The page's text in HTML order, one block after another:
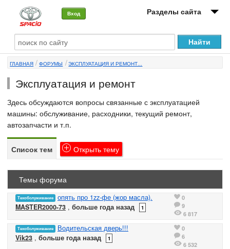
Вход Разделы сайта
О машине
Автоклуб
Форумы
Сервисы и услуги
ГЛАВНАЯ ФОРУМЫ ЭКСПЛУАТАЦИЯ И РЕМОНТ...
Эксплуатация и ремонт
Здесь обсуждаются вопросы связанные с эксплуатацией
машины: обслуживание, расходники, текущий ремонт,
автозапчасти и т.п.
Список тем Открыть тему
Темы форума
Техобслуживание
опять про 1zz-фе (жор масла).
MASTER2000-73 , больше года назад 1
0
9
6 817
Техобслуживание
Водительская дверь!!!
Vik23 , больше года назад 1
0
6
6 532